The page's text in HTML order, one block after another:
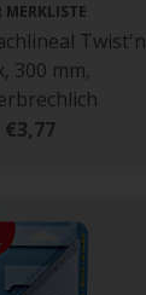
MERKLISTE
Twist'n
300 mm,
€3,77